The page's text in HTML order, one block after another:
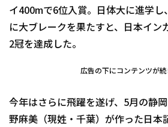
イ400mで6位入賞。日体大に進学し
に大ブレークを果たすと、日本イン
2冠を達成した。
広告の下にコンテンツが
今年はさらに飛躍を遂げ、5月の静
野麻美（現姓・千葉）が作った日本